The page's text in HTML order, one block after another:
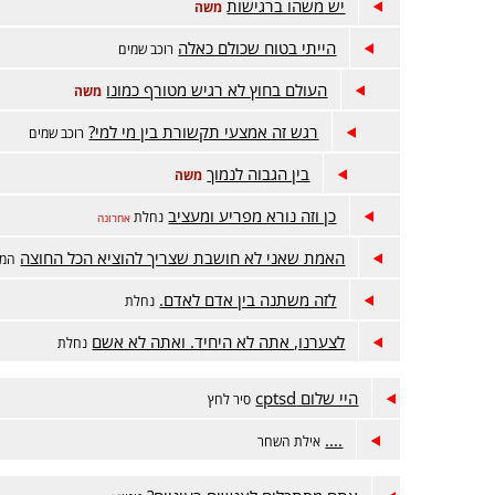
יש משהו ברגישות משה
הייתי בטוח שכולם כאלה רוכב שמים
העולם בחוץ לא רגיש מטורף כמונו משה
רגש זה אמצעי תקשורת בין מי למי? רוכב שמים
בין הגבוה לנמוך משה
כן וזה נורא מפריע ומעציב נחלת אחרונה
האמת שאני לא חושבת שצריך להוציא הכל החוצה
לזה משתנה בין אדם לאדם. נחלת
לצערנו, אתה לא היחיד. ואתה לא אשם נחלת
היי שלום cptsd סיר לחץ
.... אילת השחר